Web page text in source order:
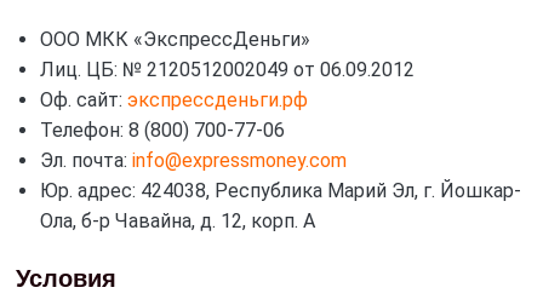
ООО МКК «ЭкспрессДеньги»
Лиц. ЦБ: № 2120512002049 от 06.09.2012
Оф. сайт: экспрессденьги.рф
Телефон: 8 (800) 700-77-06
Эл. почта: info@expressmoney.com
Юр. адрес: 424038, Республика Марий Эл, г. Йошкар-
Ола, б-р Чавайна, д. 12, корп. А
Условия